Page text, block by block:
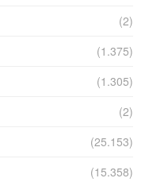
(2)
(1.375)
(1.305)
(2)
(25.153)
(15.358)